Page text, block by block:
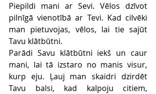
Piepildi mani ar Sevi. Vēlos dzīvot
pilnīgā vienotībā ar Tevi. Kad cilvēki
man pietuvojas, vēlos, lai tie sajūt
Tavu klātbūtni.
Parādi Savu klātbūtni iekš un caur
mani, lai tā izstaro no manis visur,
kurp eju. Ļauj man skaidri dzirdēt
Tavu balsi, kad kalpoju citiem,